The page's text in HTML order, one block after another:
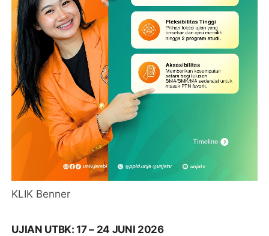
KLIK Benner
UJIAN UTBK: 17 – 24 JUNI 2026